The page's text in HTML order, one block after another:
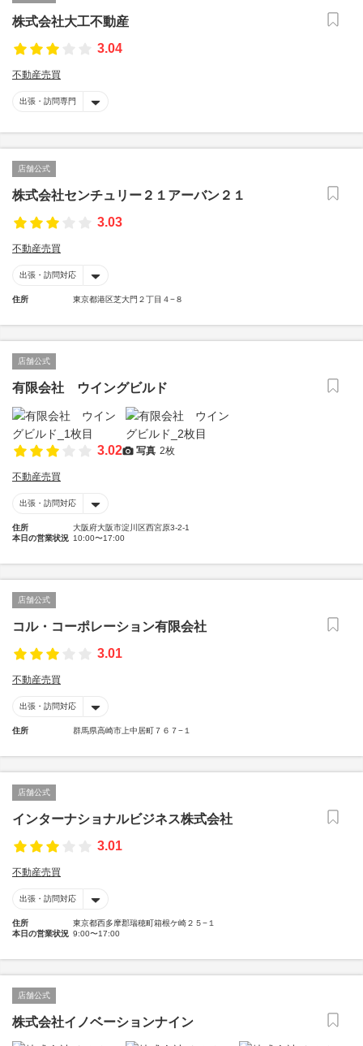
株式会社大工不動産
3.04
不動産売買
出張・訪問専門
店舗公式
株式会社センチュリー２１アーバン２１
3.03
不動産売買
出張・訪問対応
住所 東京都港区芝大門２丁目４−８
店舗公式
有限会社 ウイングビルド
3.02 写真 2枚
不動産売買
出張・訪問対応
住所
大阪府大阪市淀川区西宮原3-2-1
本日の営業状況 10:00〜17:00
店舗公式
コル・コーポレーション有限会社
3.01
不動産売買
出張・訪問対応
住所 群馬県高崎市上中居町７６７−１
店舗公式
インターナショナルビジネス株式会社
3.01
不動産売買
出張・訪問対応
住所
東京都西多摩郡瑞穂町箱根ケ崎２５−１
本日の営業状況 9:00〜17:00
店舗公式
株式会社イノベーションナイン